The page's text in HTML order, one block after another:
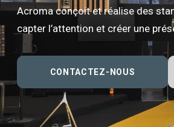
Acroma conçoit et réalise des
capter l’attention et créer une
CONTACTEZ-NOUS